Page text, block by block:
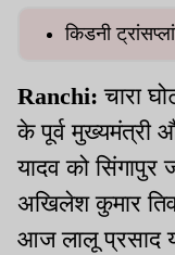
किडनी
Ranchi: चारा
के पूर्व मुख्यमंत्री
यादव को सिंगापुर
अखिलेश कुमार
आज लालू प्रसाद